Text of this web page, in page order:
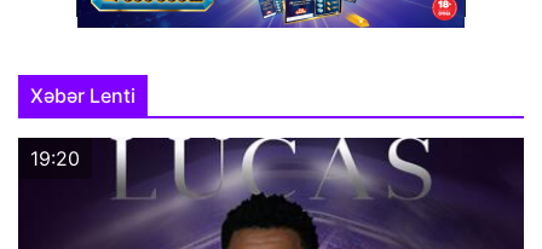
Xəbər Lenti
19:20